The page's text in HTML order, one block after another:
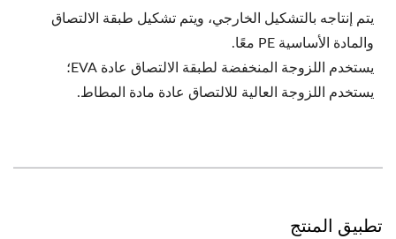
يتم إنتاجه بالتشكيل الخارجي، ويتم تشكيل طبقة الالتصاق
والمادة الأساسية PE معًا.
يستخدم اللزوجة المنخفضة لطبقة الالتصاق عادة EVA؛
يستخدم اللزوجة العالية للالتصاق عادة مادة المطاط.
تطبيق المنتج